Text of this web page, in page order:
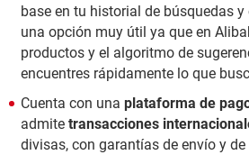
base en tu historial de búsquedas
una opción muy útil ya que en
productos y el algoritmo de
encuentres rápidamente lo que
Cuenta con una plataforma de
admite transacciones
divisas, con garantías de envío y